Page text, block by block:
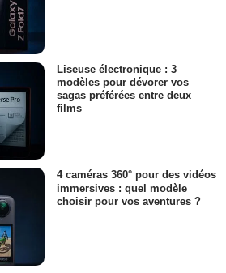
Liseuse électronique : 3
modèles pour dévorer vos
sagas préférées entre deux
films
4 caméras 360° pour des vidéos
immersives : quel modèle
choisir pour vos aventures ?